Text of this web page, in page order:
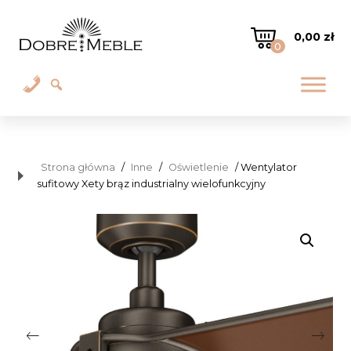
0
0,00 zł
Strona główna / Inne / Oświetlenie / Wentylator
sufitowy Xety brąz industrialny wielofunkcyjny